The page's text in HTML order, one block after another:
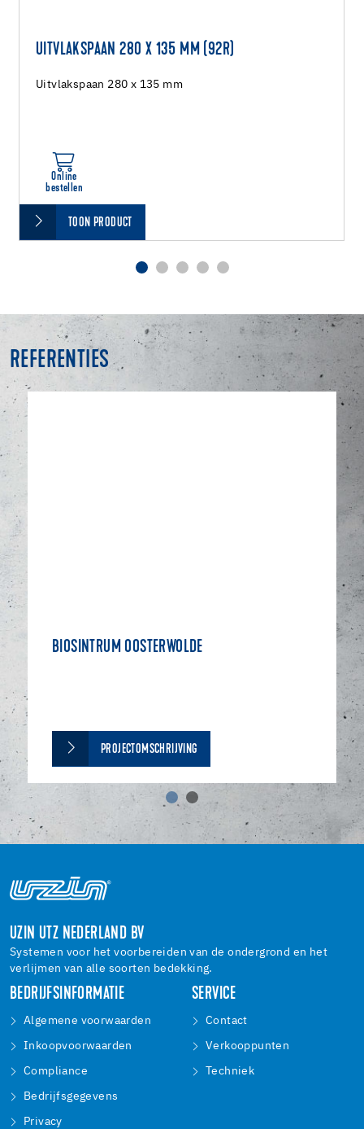
UITVLAKSPAAN 280 X 135 MM (92R)
Uitvlakspaan 280 x 135 mm
Online
bestellen
TOON PRODUCT
REFERENTIES
BIOSINTRUM OOSTERWOLDE
PROJECTOMSCHRIJVING
UZIN UTZ NEDERLAND BV
Systemen voor het voorbereiden van de ondergrond en het
verlijmen van alle soorten bedekking.
BEDRIJFSINFORMATIE
Algemene voorwaarden
Inkoopvoorwaarden
Compliance
Bedrijfsgegevens
Privacy
SERVICE
Contact
Verkooppunten
Techniek